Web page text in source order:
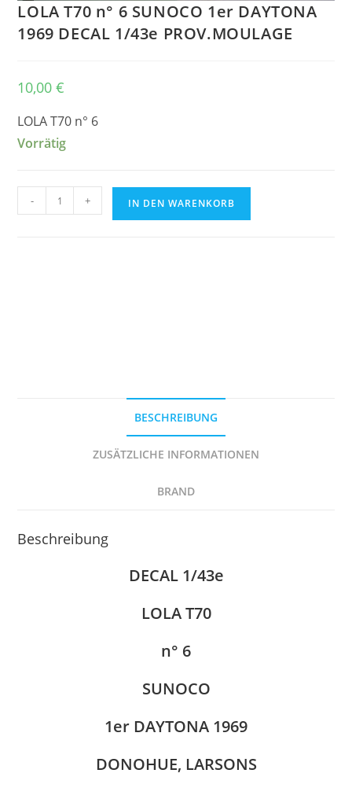
LOLA T70 n° 6 SUNOCO 1er DAYTONA
1969 DECAL 1/43e PROV.MOULAGE
10,00€
LOLA T70 n° 6
Vorrätig
T70
- + IN DEN WARENKORB
BESCHREIBUNG
ZUSÄTZLICHE INFORMATIONEN
BRAND
Beschreibung
DECAL 1/43e
LOLA T70
n° 6
SUNOCO
1er DAYTONA 1969
DONOHUE, LARSONS